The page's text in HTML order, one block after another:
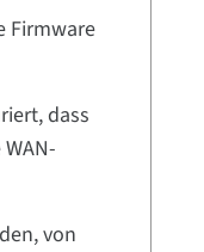
Firmware
dass
von